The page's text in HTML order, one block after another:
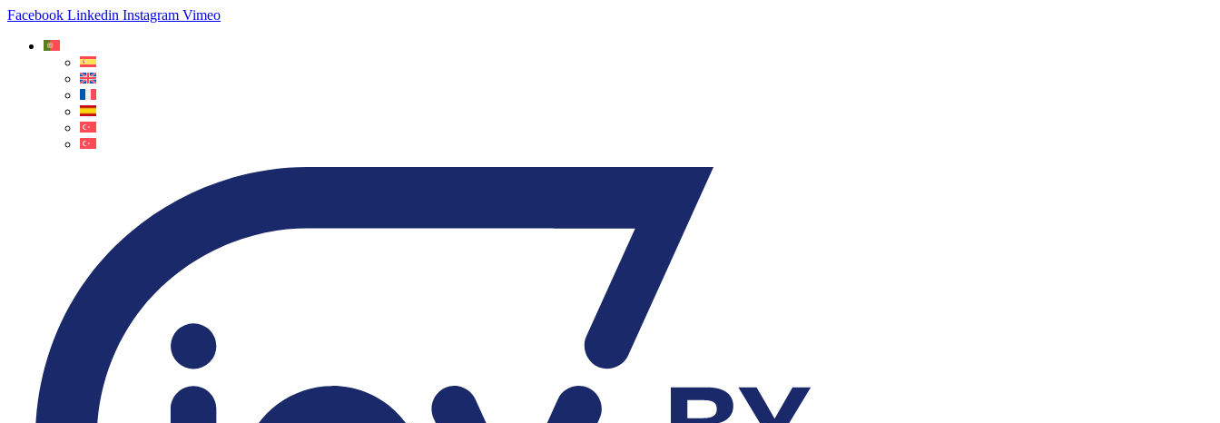
Facebook Linkedin Instagram Vimeo